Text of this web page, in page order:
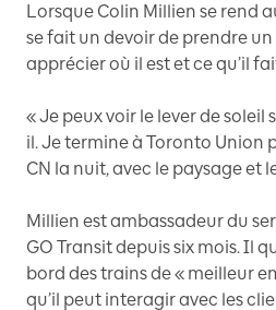
Lorsque Colin Millien se rend
se fait un devoir de prendre
apprécier où il est et ce qu’il
« Je peux voir le lever de soleil
il. Je termine à Toronto Union
CN la nuit, avec le paysage et
Millien est ambassadeur du
GO Transit depuis six mois. Il
bord des trains de « meilleur
qu’il peut interagir avec les